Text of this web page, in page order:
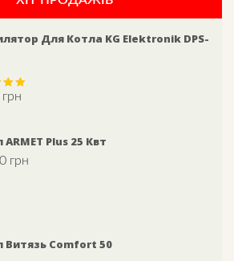
Для Котла KG Elektronik DPS-
5.00
5
грн
Plus 25 Квт
грн
Витязь Comfort 50